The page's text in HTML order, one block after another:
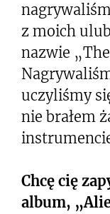
z moich
nazwie
uczyliśmy
nie brałem
Chcę cię
album,